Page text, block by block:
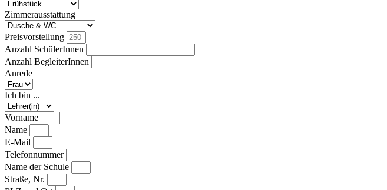
Zimmerausstattung
Preisvorstellung
Anzahl SchülerInnen
Anzahl BegleiterInnen
Anrede
Ich bin ...
Vorname
Name
E-Mail
Telefonnummer
Name der Schule
Straße, Nr.